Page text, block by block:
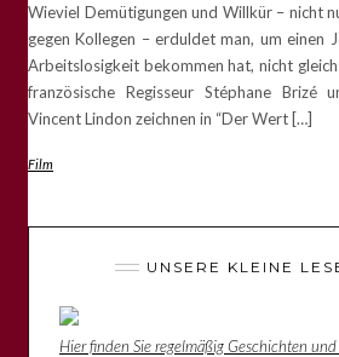
Wieviel Demütigungen und Willkür – nicht
gegen Kollegen – erduldet man, um einen
Arbeitslosigkeit bekommen hat, nicht
französische Regisseur Stéphane Brizé
Vincent Lindon zeichnen in “Der Wert […]
Film
UNSERE KLEINE
Hier finden Sie regelmäßig Geschichten